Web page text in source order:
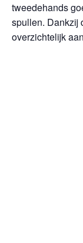
tweedehands
spullen. Dankzij
overzichtelijk